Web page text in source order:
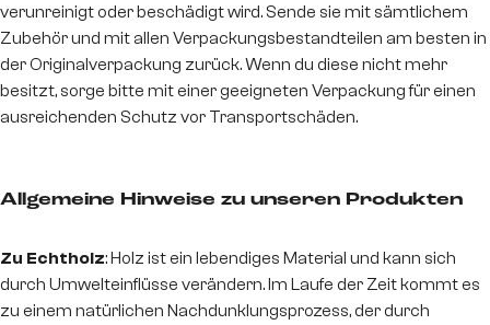
verunreinigt oder beschädigt wird. Sende sie mit sämtlichem
Zubehör und mit allen Verpackungsbestandteilen am besten in
der Originalverpackung zurück. Wenn du diese nicht mehr
besitzt, sorge bitte mit einer geeigneten Verpackung für einen
ausreichenden Schutz vor Transportschäden.
Allgemeine Hinweise zu unseren Produkten
Zu Echtholz: Holz ist ein lebendiges Material und kann sich
durch Umwelteinflüsse verändern. Im Laufe der Zeit kommt es
zu einem natürlichen Nachdunklungsprozess, der durch